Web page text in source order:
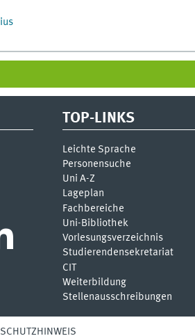
TOP-LINKS
Leichte Sprache
Personensuche
Uni A-Z
Lageplan
Fachbereiche
Uni-Bi­bli­o­thek
Vor­le­sungs­ver­zeich­nis
Stu­die­ren­den­se­kre­ta­ri­at
CIT
Weiterbildung
Stellenausschreibungen